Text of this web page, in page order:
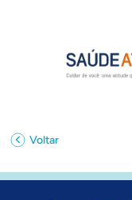
Voltar